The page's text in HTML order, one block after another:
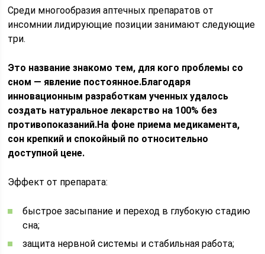
Среди многообразия аптечных препаратов от
инсомнии лидирующие позиции занимают следующие
три.
Это название знакомо тем, для кого проблемы со
сном — явление постоянное.Благодаря
инновационным разработкам ученных удалось
создать натуральное лекарство на 100% без
противопоказаний.На фоне приема медикамента,
сон крепкий и спокойный по относительно
доступной цене.
Эффект от препарата:
быстрое засыпание и переход в глубокую стадию
сна;
защита нервной системы и стабильная работа;